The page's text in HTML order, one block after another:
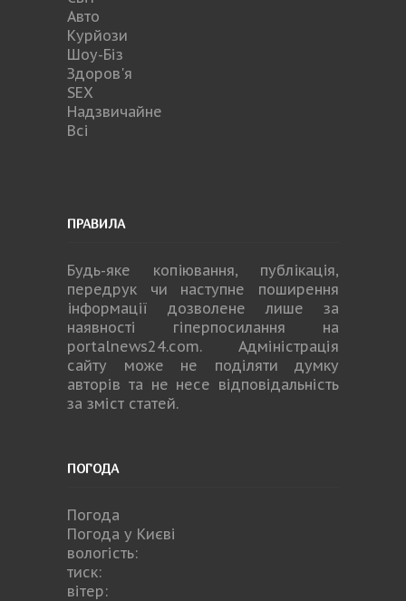
Авто
Курйози
Шоу-Біз
Здоров'я
SEX
Надзвичайне
Всі
ПРАВИЛА
Будь-яке копiювання, публiкацiя,
передрук чи наступне поширення
iнформацiї дозволене лише за
наявності гіперпосилання на
portalnews24.com. Адміністрація
сайту може не поділяти думку
авторів та не несе відповідальність
за зміст статей.
ПОГОДА
Погода
Погода у Києві
вологість:
тиск:
вітер: